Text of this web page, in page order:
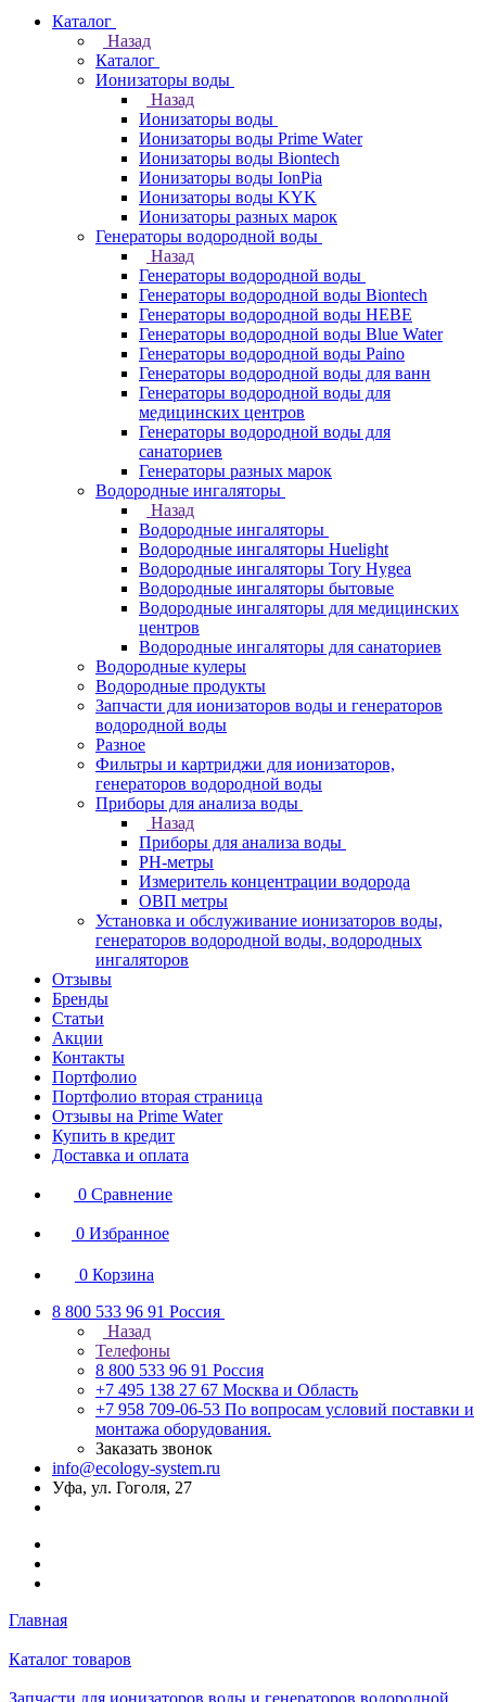
Каталог
Назад
Каталог
Ионизаторы воды
Назад
Ионизаторы воды
Ионизаторы воды Prime Water
Ионизаторы воды Biontech
Ионизаторы воды IonPia
Ионизаторы воды KYK
Ионизаторы разных марок
Генераторы водородной воды
Назад
Генераторы водородной воды
Генераторы водородной воды Biontech
Генераторы водородной воды HEBE
Генераторы водородной воды Blue Water
Генераторы водородной воды Paino
Генераторы водородной воды для ванн
Генераторы водородной воды для
медицинских центров
Генераторы водородной воды для
санаториев
Генераторы разных марок
Водородные ингаляторы
Назад
Водородные ингаляторы
Водородные ингаляторы Huelight
Водородные ингаляторы Tory Hygea
Водородные ингаляторы бытовые
Водородные ингаляторы для медицинских
центров
Водородные ингаляторы для санаториев
Водородные кулеры
Водородные продукты
Запчасти для ионизаторов воды и генераторов
водородной воды
Разное
Фильтры и картриджи для ионизаторов,
генераторов водородной воды
Приборы для анализа воды
Назад
Приборы для анализа воды
PH-метры
Измеритель концентрации водорода
ОВП метры
Установка и обслуживание ионизаторов воды,
генераторов водородной воды, водородных
ингаляторов
Отзывы
Бренды
Статьи
Акции
Контакты
Портфолио
Портфолио вторая страница
Отзывы на Prime Water
Купить в кредит
Доставка и оплата
0 Сравнение
0 Избранное
0 Корзина
8 800 533 96 91 Россия
Назад
Телефоны
8 800 533 96 91 Россия
+7 495 138 27 67 Москва и Область
+7 958 709-06-53 По вопросам условий поставки и
монтажа оборудования.
Заказать звонок
info@ecology-system.ru
Уфа, ул. Гоголя, 27
Главная
Каталог товаров
Запчасти для ионизаторов воды и генераторов водородной